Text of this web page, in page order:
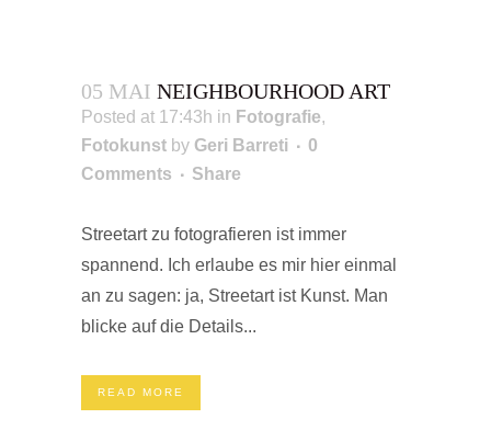
05 MAI NEIGHBOURHOOD ART
Posted at 17:43h in Fotografie,
Fotokunst by Geri Barreti
0
Comments
Share
Streetart zu fotografieren ist immer
spannend. Ich erlaube es mir hier einmal
an zu sagen: ja, Streetart ist Kunst. Man
blicke auf die Details...
READ MORE